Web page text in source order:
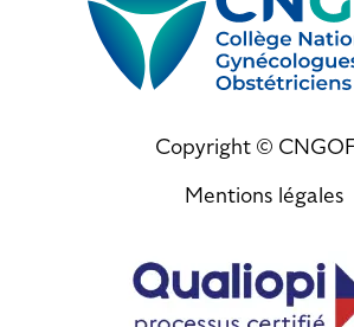
Copyright ©
Mentions légales